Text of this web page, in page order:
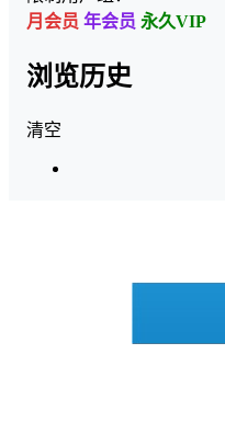
月会员 年会员 永久VIP
浏览历史
清空